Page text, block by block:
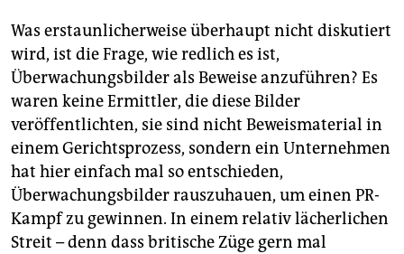
Was erstaunlicherweise überhaupt nicht diskutiert
wird, ist die Frage, wie redlich es ist,
Überwachungsbilder als Beweise anzuführen? Es
waren keine Ermittler, die diese Bilder
veröffentlichten, sie sind nicht Beweismaterial in
einem Gerichtsprozess, sondern ein Unternehmen
hat hier einfach mal so entschieden,
Überwachungsbilder rauszuhauen, um einen PR-
Kampf zu gewinnen. In einem relativ lächerlichen
Streit – denn dass britische Züge gern mal